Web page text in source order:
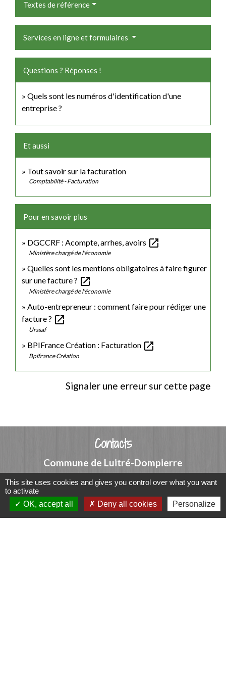
Textes de référence
Services en ligne et formulaires
Questions ? Réponses !
Quels sont les numéros d'identification d'une
entreprise ?
Et aussi
Tout savoir sur la facturation
Comptabilité - Facturation
Pour en savoir plus
DGCCRF : Acompte, arrhes, avoirs open_in_new
Ministère chargé de l'économie
Quelles sont les mentions obligatoires à faire figurer
sur une facture ? open_in_new
Ministère chargé de l'économie
Auto-entrepreneur : comment faire pour rédiger une
facture ? open_in_new
Urssaf
BPIFrance Création : Facturation open_in_new
Bpifrance Création
Signaler une erreur sur cette page
Contacts
Commune de Luitré-Dompierre
14 rue de Normandie - LUITRE
35133 Luitré-Dompierre - FRANCE
+33 2 99 97 91 26
This site uses cookies and gives you control over what you want
to activate
OK, accept all
Deny all cookies Personalize